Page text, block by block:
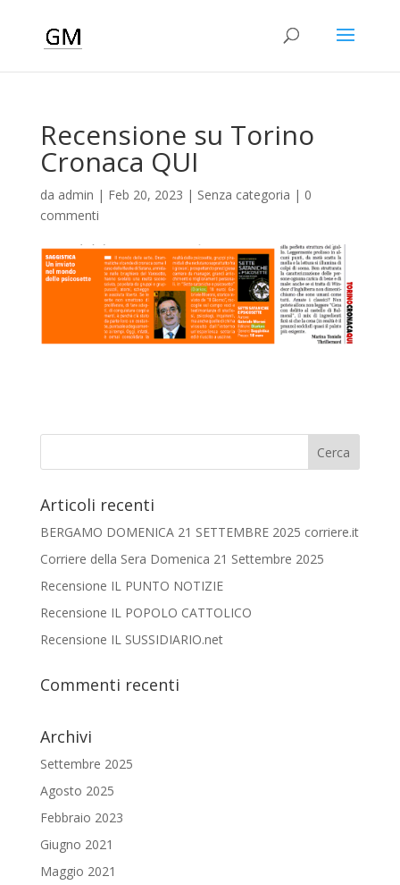
Recensione su Torino
Cronaca QUI
da admin | Feb 20, 2023 | Senza categoria | 0
commenti
Articoli recenti
BERGAMO DOMENICA 21 SETTEMBRE 2025 corriere.it
Corriere della Sera Domenica 21 Settembre 2025
Recensione IL PUNTO NOTIZIE
Recensione IL POPOLO CATTOLICO
Recensione IL SUSSIDIARIO.net
Commenti recenti
Archivi
Settembre 2025
Agosto 2025
Febbraio 2023
Giugno 2021
Maggio 2021